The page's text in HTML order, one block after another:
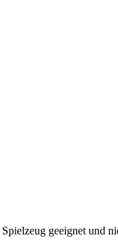
geeignet und